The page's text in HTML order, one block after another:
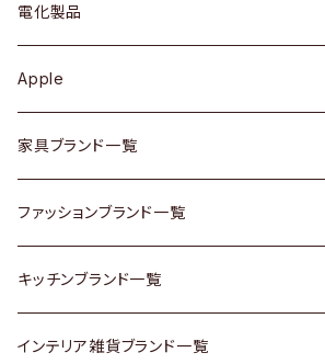
キュリオケース / 飾り棚
カップボード / 食器棚
チェスト
その他家具
Vintageヴィンテージ / Antiqueアンティーク
Designers / デザイナーズ
ワンピース
ボトムス
靴
スカーフ
腕時計
Vintage / ヴィンテージ
ケトル / ティーポット
鍋 / フライパン
Vintage / ヴィンテージ
銀製品
和物 / 作家物
その他キッチン雑貨
ギター
ベース
その他楽器
電化製品
Apple
家具ブランド一覧
ACME Furniture / アクメ ファニチャー
ACTUS / アクタス
arflex / アルフレックス
ファッションブランド一覧
agnes b / アニエス ベー
BALLY / バリー
キッチンブランド一覧
ARABIA / アラビア
インテリア雑貨ブランド一覧